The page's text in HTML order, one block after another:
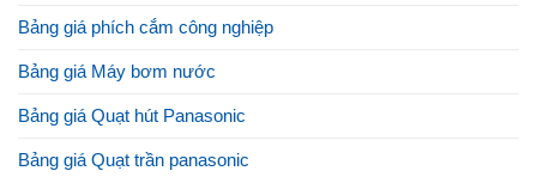
Bảng giá phích cắm công nghiệp
Bảng giá Máy bơm nước
Bảng giá Quạt hút Panasonic
Bảng giá Quạt trần panasonic